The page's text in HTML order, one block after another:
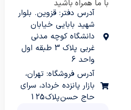
با ما همراه باشید
آدرس دفتر: قزوین. بلوار
شهید بابایی خیابان
دانشگاه کوچه مدنی
غربی پلاک 3 طبقه اول
واحد 6
آدرس فروشگاه: تهران،
بازار پانزده خرداد، سرای
حاج حسن پلاک 125